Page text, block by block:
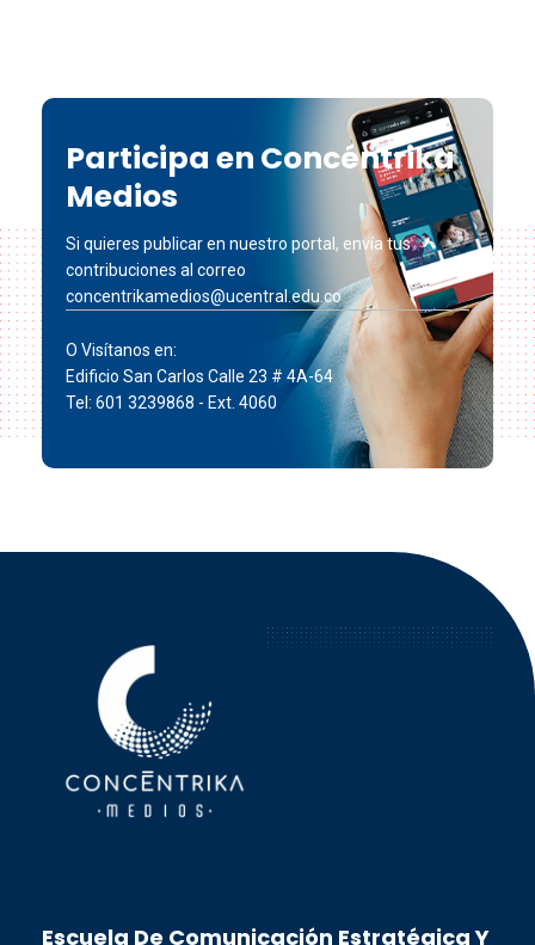
Participa en Concéntrika
Medios
Si quieres publicar en nuestro portal, envía tus
contribuciones al correo
concentrikamedios@ucentral.edu.co
O Visítanos en:
Edificio San Carlos Calle 23 # 4A-64
Tel: 601 3239868 - Ext. 4060
Escuela De Comunicación Estratégica Y